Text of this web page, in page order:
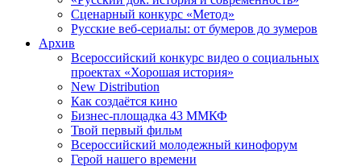
Сценарный конкурс «Метод»
Русские веб-сериалы: от бумеров до зумеров
Архив
Всероссийский конкурс видео о социальных
проектах «Хорошая история»
New Distribution
Как создаётся кино
Бизнес-площадка 43 ММКФ
Твой первый фильм
Всероссийский молодежный кинофорум
Герой нашего времени